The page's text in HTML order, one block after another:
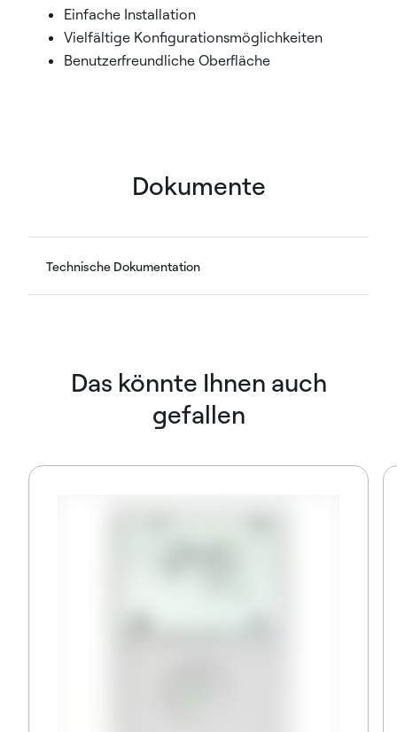
Einfache Installation
Vielfältige Konfigurationsmöglichkeiten
Benutzerfreundliche Oberfläche
Dokumente
Technische Dokumentation
Das könnte Ihnen auch
gefallen